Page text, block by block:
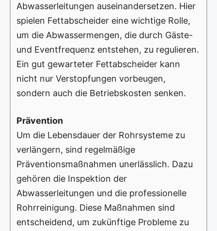
Abwasserleitungen auseinandersetzen. Hier
spielen Fettabscheider eine wichtige Rolle,
um die Abwassermengen, die durch Gäste-
und Eventfrequenz entstehen, zu regulieren.
Ein gut gewarteter Fettabscheider kann
nicht nur Verstopfungen vorbeugen,
sondern auch die Betriebskosten senken.
Prävention
Um die Lebensdauer der Rohrsysteme zu
verlängern, sind regelmäßige
Präventionsmaßnahmen unerlässlich. Dazu
gehören die Inspektion der
Abwasserleitungen und die professionelle
Rohrreinigung. Diese Maßnahmen sind
entscheidend, um zukünftige Probleme zu